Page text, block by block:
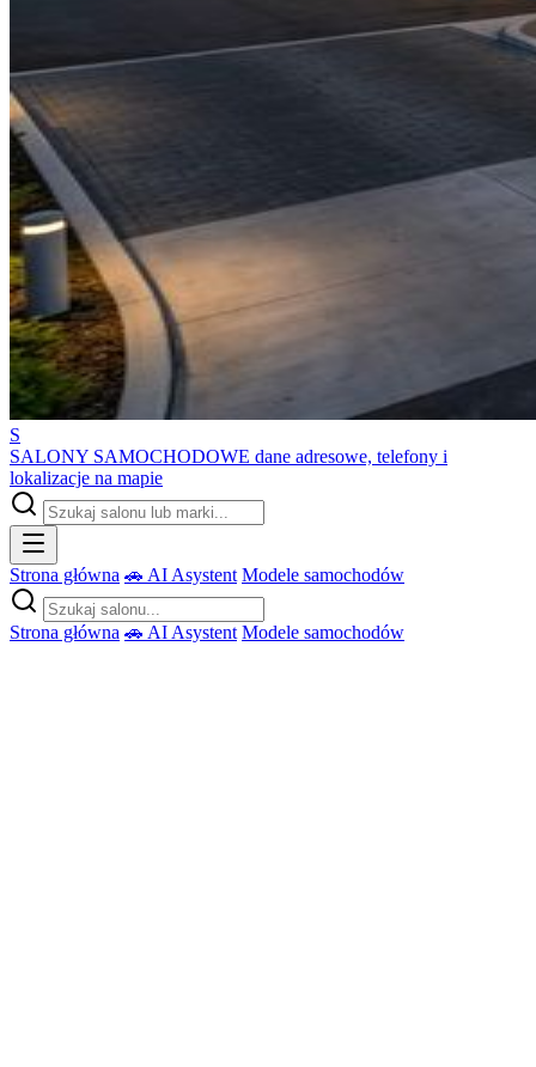
S
SALONY SAMOCHODOWE dane adresowe, telefony i
lokalizacje na mapie
Strona główna 🚗 AI Asystent Modele samochodów
Strona główna 🚗 AI Asystent Modele samochodów